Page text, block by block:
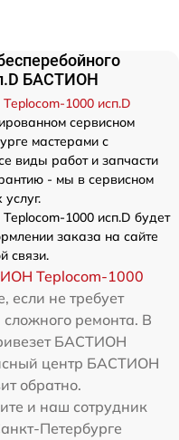
БАСТИОН
1000 исп.D
сервисном
мастерами с
виды работ и запчасти
- мы в сервисном
1000 исп.D будет
заказа на сайте
связи.
Teplocom-1000
если не требует
ремонта. В
БАСТИОН
центр БАСТИОН
обратно.
и наш сотрудник
Петербурге